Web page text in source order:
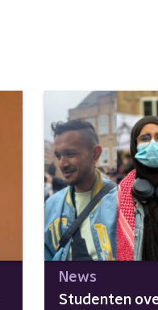
News
Studenten